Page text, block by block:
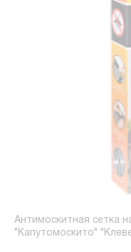
Антимоскитная сетка
"Капутомоскито"